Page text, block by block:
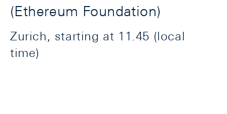
(Ethereum Foundation)
Zurich, starting at 11.45 (local
time)